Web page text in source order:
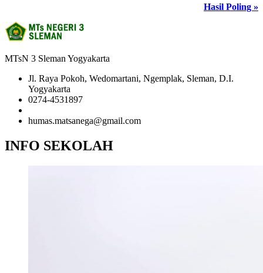
Hasil Poling »
MTsN 3 Sleman Yogyakarta
Jl. Raya Pokoh, Wedomartani, Ngemplak, Sleman, D.I.
Yogyakarta
0274-4531897
humas.matsanega@gmail.com
INFO SEKOLAH